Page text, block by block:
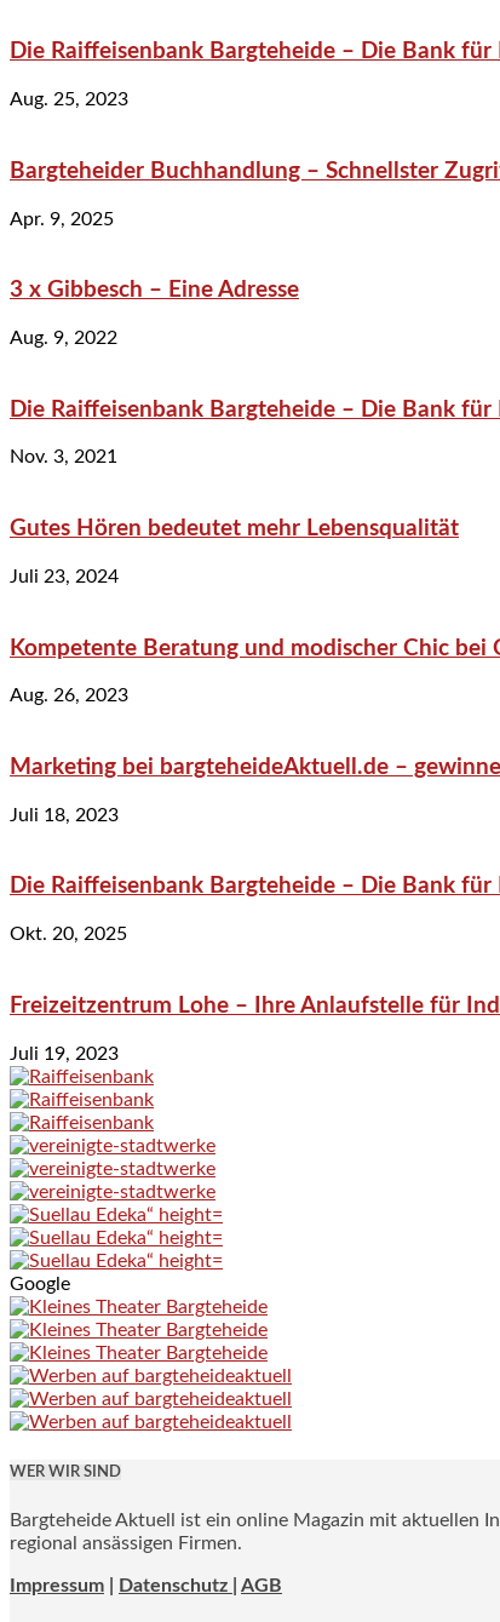
Die Raiffeisenbank Bargteheide – Die Bank für
Aug. 25, 2023
Bargteheider Buchhandlung – Schnellster
Apr. 9, 2025
3 x Gibbesch – Eine Adresse
Aug. 9, 2022
Die Raiffeisenbank Bargteheide – Die Bank für
Nov. 3, 2021
Gutes Hören bedeutet mehr Lebensqualität
Juli 23, 2024
Kompetente Beratung und modischer Chic bei
Aug. 26, 2023
Marketing bei bargteheideAktuell.de –
Juli 18, 2023
Die Raiffeisenbank Bargteheide – Die Bank für
Okt. 20, 2025
Freizeitzentrum Lohe – Ihre Anlaufstelle für
Juli 19, 2023
Google
WER WIR SIND
Bargteheide Aktuell ist ein online Magazin mit aktuellen
regional ansässigen Firmen.
Impressum Datenschutz | AGB